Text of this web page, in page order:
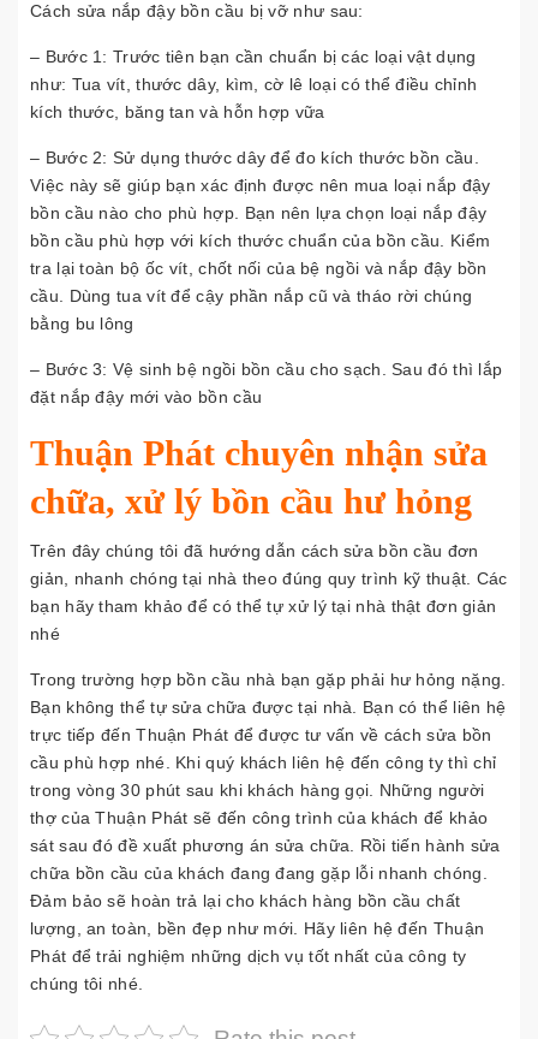
Cách sửa nắp đậy bồn cầu bị vỡ như sau:
– Bước 1: Trước tiên bạn cần chuẩn bị các loại vật dụng
như: Tua vít, thước dây, kìm, cờ lê loại có thể điều chỉnh
kích thước, băng tan và hỗn hợp vữa
– Bước 2: Sử dụng thước dây để đo kích thước bồn cầu.
Việc này sẽ giúp bạn xác định được nên mua loại nắp đậy
bồn cầu nào cho phù hợp. Bạn nên lựa chọn loại nắp đậy
bồn cầu phù hợp với kích thước chuẩn của bồn cầu. Kiểm
tra lại toàn bộ ốc vít, chốt nối của bệ ngồi và nắp đậy bồn
cầu. Dùng tua vít để cậy phần nắp cũ và tháo rời chúng
bằng bu lông
– Bước 3: Vệ sinh bệ ngồi bồn cầu cho sạch. Sau đó thì lắp
đặt nắp đậy mới vào bồn cầu
Thuận Phát chuyên nhận sửa
chữa, xử lý bồn cầu hư hỏng
Trên đây chúng tôi đã hướng dẫn cách sửa bồn cầu đơn
giản, nhanh chóng tại nhà theo đúng quy trình kỹ thuật. Các
bạn hãy tham khảo để có thể tự xử lý tại nhà thật đơn giản
nhé
Trong trường hợp bồn cầu nhà bạn gặp phải hư hỏng nặng.
Bạn không thể tự sửa chữa được tại nhà. Bạn có thể liên hệ
trực tiếp đến Thuận Phát để được tư vấn về cách sửa bồn
cầu phù hợp nhé. Khi quý khách liên hệ đến công ty thì chỉ
trong vòng 30 phút sau khi khách hàng gọi. Những người
thợ của Thuận Phát sẽ đến công trình của khách để khảo
sát sau đó đề xuất phương án sửa chữa. Rồi tiến hành sửa
chữa bồn cầu của khách đang đang gặp lỗi nhanh chóng.
Đảm bảo sẽ hoàn trả lại cho khách hàng bồn cầu chất
lượng, an toàn, bền đẹp như mới. Hãy liên hệ đến Thuận
Phát để trải nghiệm những dịch vụ tốt nhất của công ty
chúng tôi nhé.